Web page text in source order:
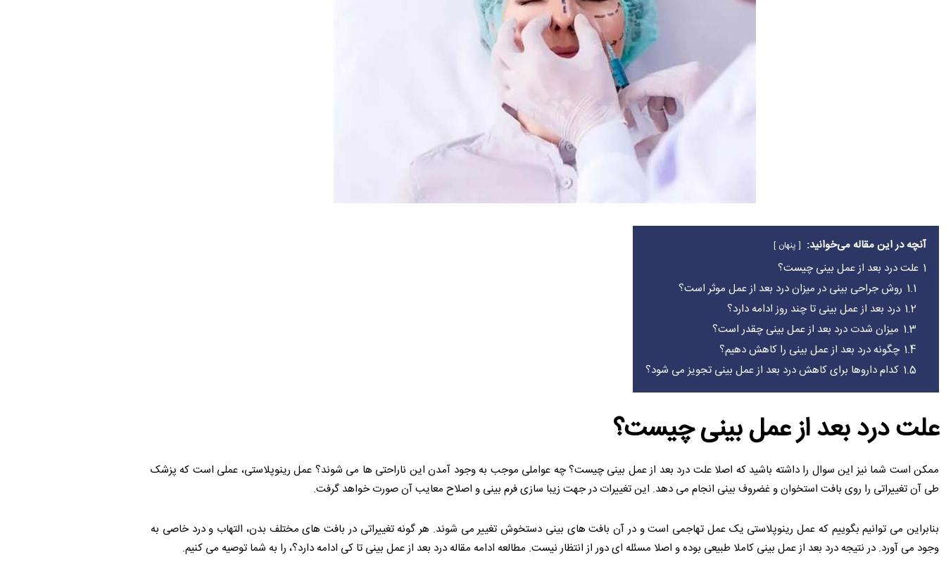
آنچه در این مقاله می‌خوانید: پنهان
1 علت درد بعد از عمل بینی چیست؟
1.1 روش جراحی بینی در میزان درد بعد از عمل موثر است؟
1.2 درد بعد از عمل بینی تا چند روز ادامه دارد؟
1.3 میزان شدت درد بعد از عمل بینی چقدر است؟
1.4 چگونه درد بعد از عمل بینی را کاهش دهیم؟
1.5 کدام داروها برای کاهش درد بعد از عمل بینی تجویز می شود؟
علت درد بعد از عمل بینی چیست؟
ممکن است شما نیز این سوال را داشته باشید که اصلا علت درد بعد از عمل بینی چیست؟ چه عواملی موجب به وجود آمدن این ناراحتی ها می شوند؟ عمل رینوپلاستی، عملی است که پزشک
طی آن تغییراتی را روی بافت استخوان و غضروف بینی انجام می دهد. این تغییرات در جهت زیبا سازی فرم بینی و اصلاح معایب آن صورت خواهد گرفت.
بنابراین می توانیم بگوییم که عمل رینوپلاستی یک عمل تهاجمی است و در آن بافت های بینی دستخوش تغییر می شوند. هر گونه تغییراتی در بافت های مختلف بدن، التهاب و درد خاصی به
وجود می آورد. در نتیجه درد بعد از عمل بینی کاملا طبیعی بوده و اصلا مسئله ای دور از انتظار نیست. مطالعه ادامه مقاله درد بعد از عمل بینی تا کی ادامه دارد؟، را به شما توصیه می کنیم.